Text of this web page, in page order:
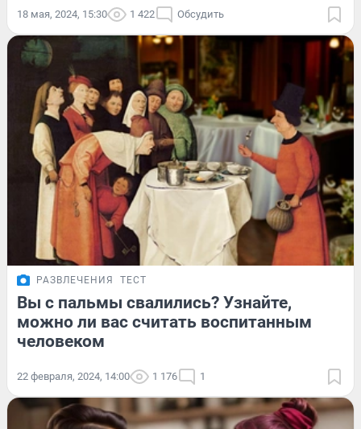
18 мая, 2024, 15:30 1 422 Обсудить
РАЗВЛЕЧЕНИЯ ТЕСТ
Вы с пальмы свалились? Узнайте,
можно ли вас считать воспитанным
человеком
22 февраля, 2024, 14:00 1 176 1